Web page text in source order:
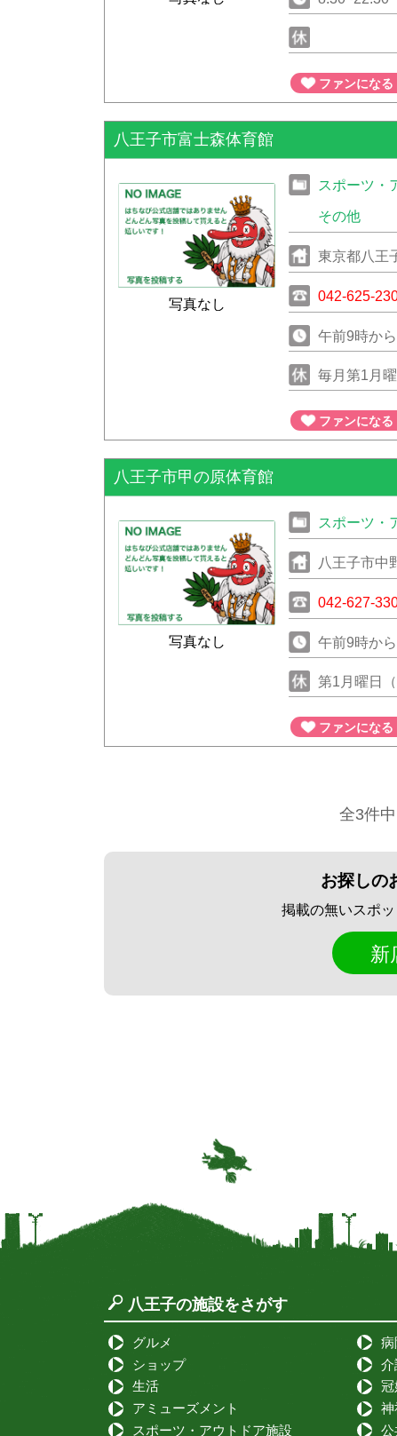
ファンになる
八王子市富士森体育館
写真なし
スポーツ・
その他
東京都八王
042-625-
午前9時か
毎月第1月
ファンになる
八王子市甲の原体育館
写真なし
スポーツ・
八王子市中
042-627-
午前9時か
第1月曜日
ファンになる
全3件
お探しの
掲載の無いスポ
新
八王子の施設をさがす
グルメ
ショップ
生活
アミューズメント
スポーツ・アウトドア施設
病
介
冠
神
公